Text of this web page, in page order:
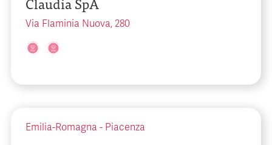
Via Flaminia Nuova, 280
Emilia-Romagna - Piacenza